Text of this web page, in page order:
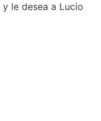
le desea a Lucio